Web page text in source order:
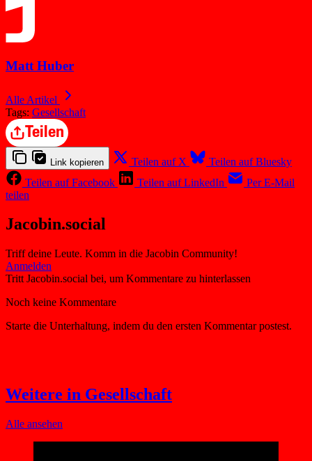
Matt Huber
Alle Artikel
Tags: Gesellschaft
Teilen
Link kopieren Teilen auf X
Teilen auf Bluesky
Teilen auf Facebook
Teilen auf LinkedIn
Per E-Mail
teilen
Jacobin.social
Triff deine Leute. Komm in die Jacobin Community!
Weitere in Gesellschaft
Alle ansehen